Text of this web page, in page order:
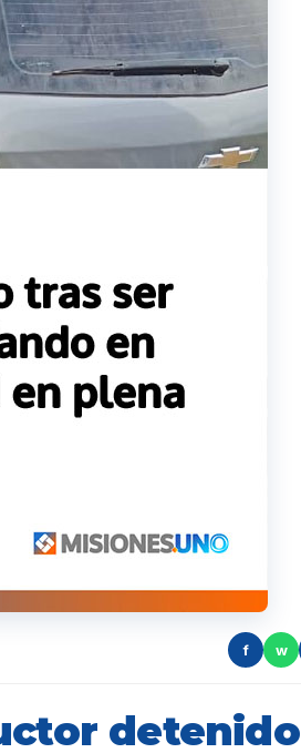
f w
detenido